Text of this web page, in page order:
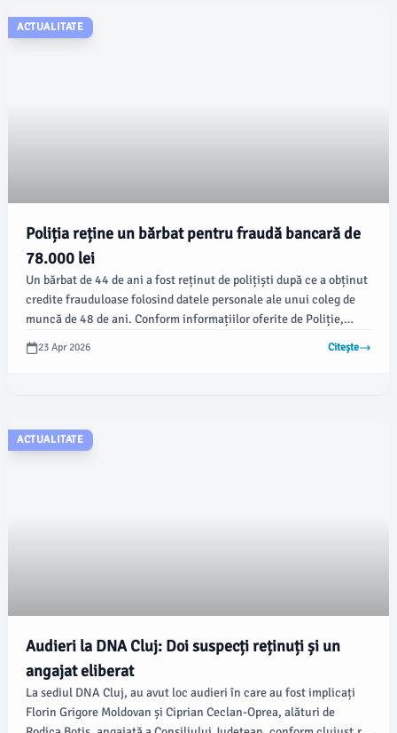
ACTUALITATE
Poliția reține un bărbat pentru fraudă bancară de
78.000 lei
Un bărbat de 44 de ani a fost reținut de polițiști după ce a obținut
credite frauduloase folosind datele personale ale unui coleg de
muncă de 48 de ani. Conform informațiilor oferite de Poliție,
prejudiciul creat se ridică la aproximativ 78.000 de lei.
23 Apr 2026 Citește
ACTUALITATE
Audieri la DNA Cluj: Doi suspecți reținuți și un
angajat eliberat
La sediul DNA Cluj, au avut loc audieri în care au fost implicați
Florin Grigore Moldovan și Ciprian Ceclan-Oprea, alături de